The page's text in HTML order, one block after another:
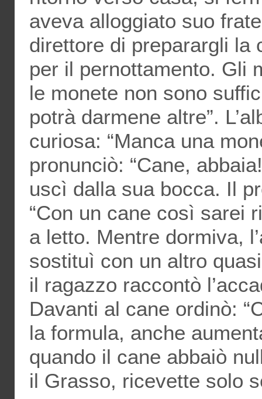
aveva alloggiato suo
direttore di preparargli la
per il pernottamento. Gli
le monete non sono
potrà darmene altre”.
curiosa: “Manca una
pronunciò: “Cane,
uscì dalla sua bocca. Il
“Con un cane così sarei
a letto. Mentre dormiva,
sostituì con un altro
il ragazzo raccontò
Davanti al cane ordinò:
la formula, anche
quando il cane abbaiò
il Grasso, ricevette solo